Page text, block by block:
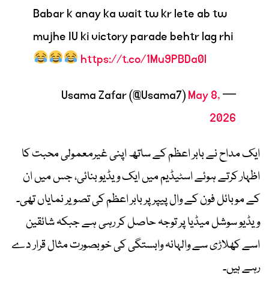
Babar k anay ka wait tw kr lete ab tw
mujhe IU ki victory parade behtr lag rhi
https://t.co/1Mu9PBDa0l
— Usama Zafar (@Usama7)
May 8,
2026
ایک مداح نے بابر اعظم کے ساتھ اپنی غیرمعمولی محبت کا
اظہار کرتے ہوئے اسٹیڈیم میں ایک ویڈیو بنائی، جس میں ان
کے موبائل فون کے وال پیپر پر بابر اعظم کی تصویر نمایاں تھی۔
ویڈیو سوشل میڈیا پر توجہ حاصل کر رہی ہے جبکہ شائقین
اسے کھلاڑی سے والہانہ وابستگی کی خوبصورت مثال قرار دے
رہے ہیں۔